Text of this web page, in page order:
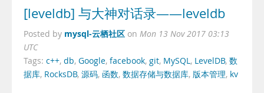
[leveldb] 与大神对话录——leveldb
Posted by mysql-云栖社区 on Mon 13 Nov 2017 03:13
UTC
Tags: c++, db, Google, facebook, git, MySQL, LevelDB, 数
据库, RocksDB, 源码, 函数, 数据存储与数据库, 版本管理, kv